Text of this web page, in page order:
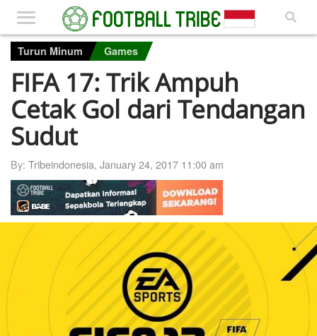
Turun Minum Games
FIFA 17: Trik Ampuh
Cetak Gol dari Tendangan
Sudut
By: Tribeindonesia, January 24, 2017 11:00 am